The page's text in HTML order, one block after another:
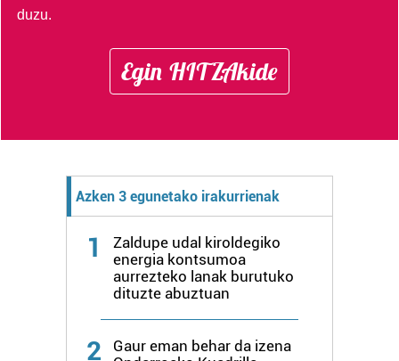
duzu.
Egin HITZAkide
Azken 3 egunetako irakurrienak
1
Zaldupe udal kiroldegiko
energia kontsumoa
aurrezteko lanak burutuko
dituzte abuztuan
2
Gaur eman behar da izena